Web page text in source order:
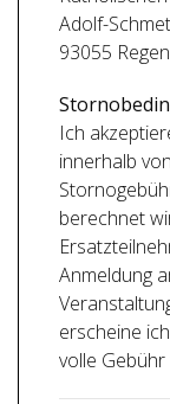
Adolf-
93055
Ich
innerhalb
berechnet
Anmeldung
erscheine
volle Gebühr